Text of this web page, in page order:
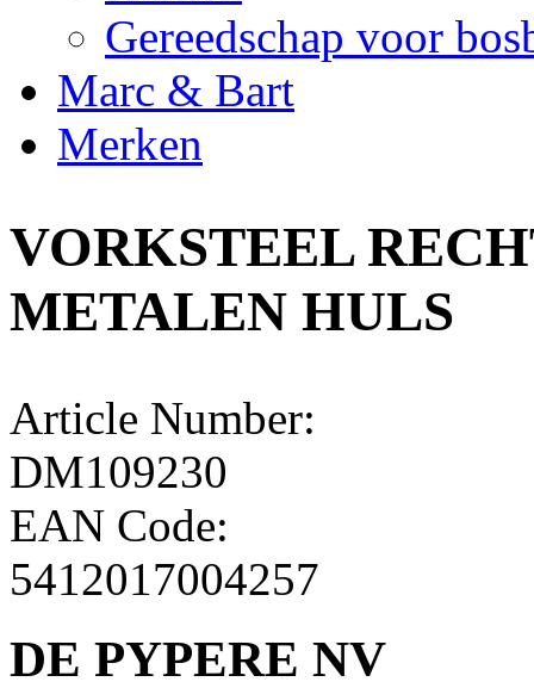
Gereedschap voor
Marc & Bart
Merken
VORKSTEEL
METALEN HULS
Article Number:
DM109230
EAN Code:
5412017004257
DE PYPERE NV